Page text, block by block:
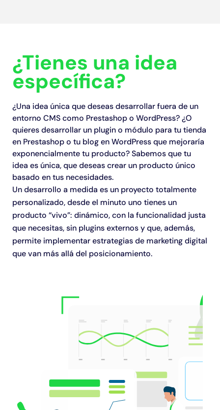
¿Tienes una idea
específica?
¿Una idea única que deseas desarrollar fuera de un
entorno CMS como Prestashop o WordPress? ¿O
quieres desarrollar un plugin o módulo para tu tienda
en Prestashop o tu blog en WordPress que mejoraría
exponencialmente tu producto? Sabemos que tu
idea es única, que deseas crear un producto único
basado en tus necesidades.
Un desarrollo a medida es un proyecto totalmente
personalizado, desde el minuto uno tienes un
producto “vivo”: dinámico, con la funcionalidad justa
que necesitas, sin plugins externos y que, además,
permite implementar estrategias de marketing digital
que van más allá del posicionamiento.